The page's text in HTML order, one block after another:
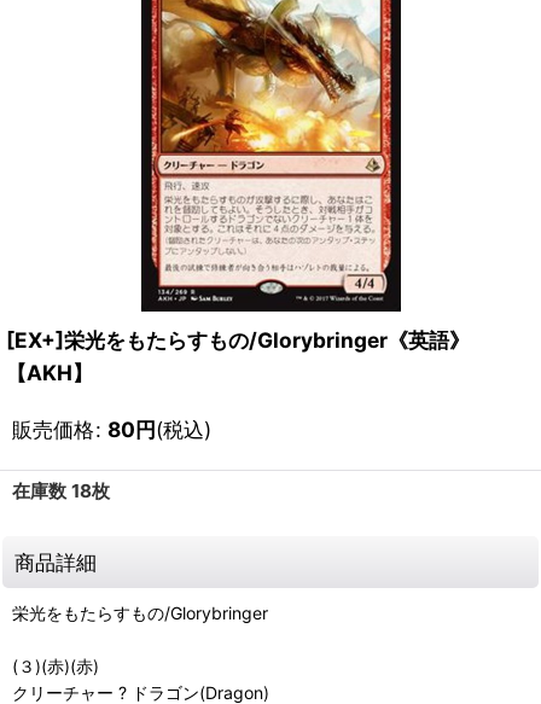
[EX+]栄光をもたらすもの/Glorybringer《英語》
【AKH】
販売価格: 80円(税込)
在庫数 18枚
商品詳細
栄光をもたらすもの/Glorybringer
(３)(赤)(赤)
クリーチャー ? ドラゴン(Dragon)